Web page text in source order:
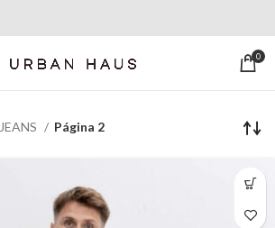
0
JEANS Página 2